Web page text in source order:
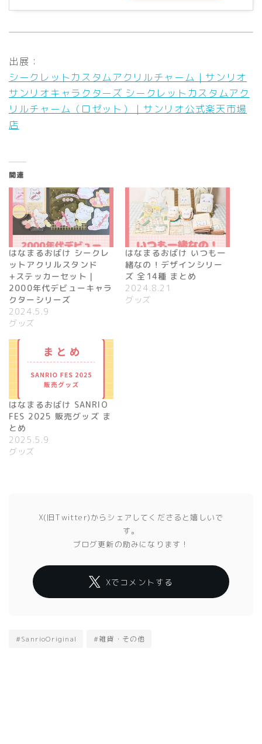
出展：
シークレットカスタムアクリルチャーム｜サンリオ
サンリオキャラクターズ シークレットカスタムアク
リルチャーム（ロゼット）｜サンリオ公式楽天市場
店
関連
はなまるおばけ シークレ
ットアクリルスタンド
+ステッカーセット｜
2000年代デビューキャラ
クターシリーズ
2024.5.9
グッズ
はなまるおばけ いつも一
緒なの！デザインシリー
ズ 全14種 まとめ
2024.8.21
グッズ
はなまるおばけ SANRIO
FES 2025 販売グッズ ま
とめ
2025.5.9
グッズ
X(旧Twitter)からシェアしてくださると嬉しいで
す。
ブログ更新の励みになります！
Xでコメントする
#SanrioOriginal #雑貨・その他